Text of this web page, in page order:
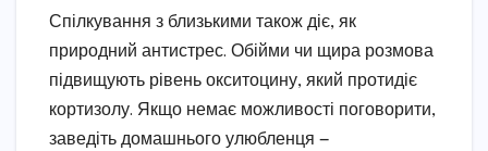
Спілкування з близькими також діє, як
природний антистрес. Обійми чи щира розмова
підвищують рівень окситоцину, який протидіє
кортизолу. Якщо немає можливості поговорити,
заведіть домашнього улюбленця —